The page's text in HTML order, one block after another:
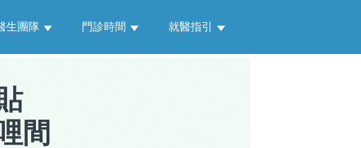
生團隊 門診時間 就醫指引
間